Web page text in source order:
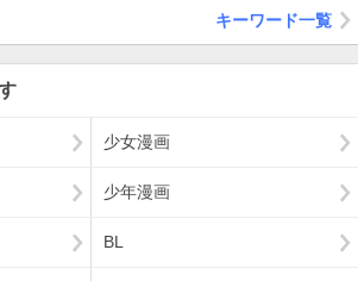
キーワード一覧
少女漫画
少年漫画
BL